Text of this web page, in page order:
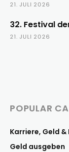
21. JULI 2026
32. Festival
21. JULI 2026
POPULAR
Karriere, Geld &
Geld ausgeben